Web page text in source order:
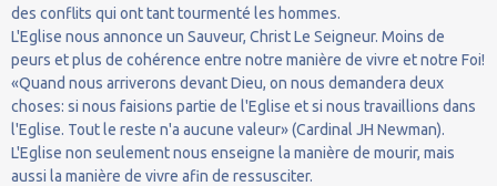
des conflits qui ont tant tourmenté les hommes.
L'Eglise nous annonce un Sauveur, Christ Le Seigneur. Moins de
peurs et plus de cohérence entre notre manière de vivre et notre Foi!
«Quand nous arriverons devant Dieu, on nous demandera deux
choses: si nous faisions partie de l'Eglise et si nous travaillions dans
l'Eglise. Tout le reste n'a aucune valeur» (Cardinal JH Newman).
L'Eglise non seulement nous enseigne la manière de mourir, mais
aussi la manière de vivre afin de ressusciter.